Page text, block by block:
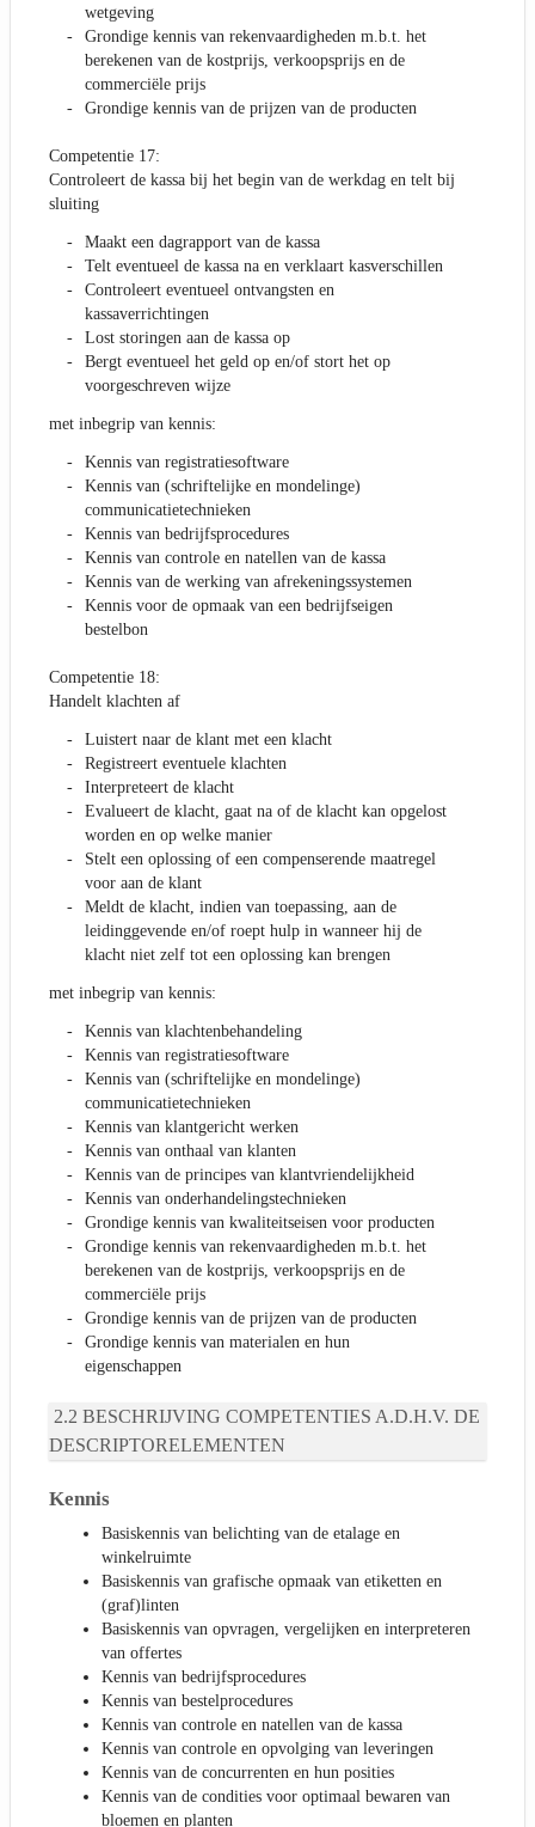
wetgeving
Grondige kennis van rekenvaardigheden m.b.t. het
berekenen van de kostprijs, verkoopsprijs en de
commerciële prijs
Grondige kennis van de prijzen van de producten
Competentie 17:
Controleert de kassa bij het begin van de werkdag en telt bij
sluiting
Maakt een dagrapport van de kassa
Telt eventueel de kassa na en verklaart kasverschillen
Controleert eventueel ontvangsten en
kassaverrichtingen
Lost storingen aan de kassa op
Bergt eventueel het geld op en/of stort het op
voorgeschreven wijze
met inbegrip van kennis:
Kennis van registratiesoftware
Kennis van (schriftelijke en mondelinge)
communicatietechnieken
Kennis van bedrijfsprocedures
Kennis van controle en natellen van de kassa
Kennis van de werking van afrekeningssystemen
Kennis voor de opmaak van een bedrijfseigen
bestelbon
Competentie 18:
Handelt klachten af
Luistert naar de klant met een klacht
Registreert eventuele klachten
Interpreteert de klacht
Evalueert de klacht, gaat na of de klacht kan opgelost
worden en op welke manier
Stelt een oplossing of een compenserende maatregel
voor aan de klant
Meldt de klacht, indien van toepassing, aan de
leidinggevende en/of roept hulp in wanneer hij de
klacht niet zelf tot een oplossing kan brengen
met inbegrip van kennis:
Kennis van klachtenbehandeling
Kennis van registratiesoftware
Kennis van (schriftelijke en mondelinge)
communicatietechnieken
Kennis van klantgericht werken
Kennis van onthaal van klanten
Kennis van de principes van klantvriendelijkheid
Kennis van onderhandelingstechnieken
Grondige kennis van kwaliteitseisen voor producten
Grondige kennis van rekenvaardigheden m.b.t. het
berekenen van de kostprijs, verkoopsprijs en de
commerciële prijs
Grondige kennis van de prijzen van de producten
Grondige kennis van materialen en hun
eigenschappen
BESCHRIJVING COMPETENTIES A.D.H.V. DE
DESCRIPTORELEMENTEN
Kennis
Basiskennis van belichting van de etalage en
winkelruimte
Basiskennis van grafische opmaak van etiketten en
(graf)linten
Basiskennis van opvragen, vergelijken en interpreteren
van offertes
Kennis van bedrijfsprocedures
Kennis van bestelprocedures
Kennis van controle en natellen van de kassa
Kennis van controle en opvolging van leveringen
Kennis van de concurrenten en hun posities
Kennis van de condities voor optimaal bewaren van
bloemen en planten